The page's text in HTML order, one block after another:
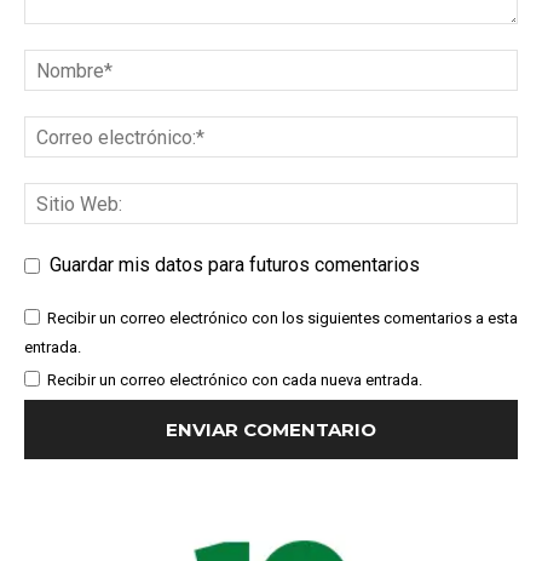
Guardar mis datos para futuros comentarios
Recibir un correo electrónico con los siguientes comentarios a esta
entrada.
Recibir un correo electrónico con cada nueva entrada.